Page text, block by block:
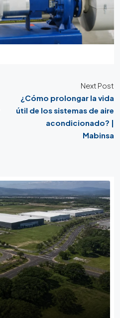
Next Post
¿Cómo prolongar la vida
útil de los sistemas de aire
acondicionado? |
Mabinsa